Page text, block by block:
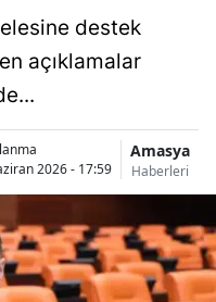
destek
açıklamalar
2026 - 17:59
Amasya
Haberleri